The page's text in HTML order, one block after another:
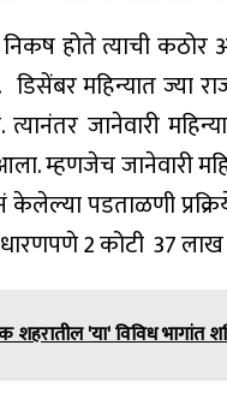
होते त्याची कठोर
महिन्यात ज्या
जानेवारी
म्हणजेच जानेवारी
केलेल्या पडताळणी
2 कोटी 37
शहरातील 'या' विविध भागांत